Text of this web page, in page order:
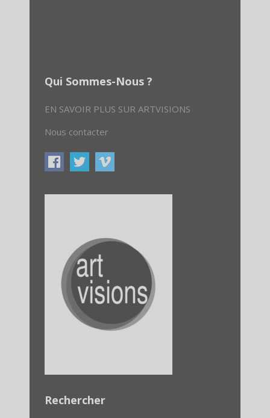
Qui Sommes-Nous ?
EN SAVOIR PLUS SUR ARTVISIONS
Nous contacter
Rechercher